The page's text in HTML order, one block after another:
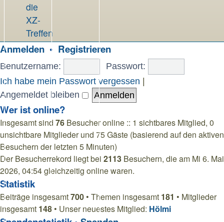
die
XZ-
Treffen
Anmelden • Registrieren
Benutzername:
Passwort:
Ich habe mein Passwort vergessen
Angemeldet bleiben
Wer ist online?
Insgesamt sind 76 Besucher online :: 1 sichtbares Mitglied, 0
unsichtbare Mitglieder und 75 Gäste (basierend auf den aktiven
Besuchern der letzten 5 Minuten)
Der Besucherrekord liegt bei 2113 Besuchern, die am Mi 6. Mai
2026, 04:54 gleichzeitig online waren.
Statistik
Beiträge insgesamt700 • Themen insgesamt 181 • Mitglieder
insgesamt 148 • Unser neuestes Mitglied: Hölmi